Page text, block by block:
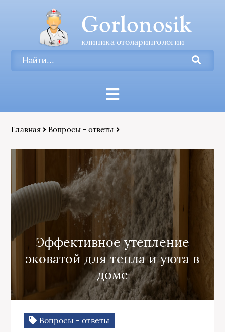
Gorlonosik
клиника отоларингологии
Главная Вопросы - ответы
Эффективное утепление
эковатой для тепла и уюта в
доме
Вопросы - ответы